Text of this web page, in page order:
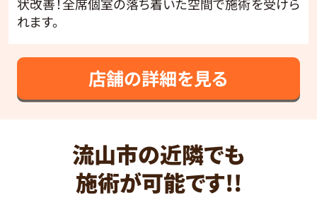
れます。
店舗の詳細を見る
流山市の近隣でも
施術が可能です!!